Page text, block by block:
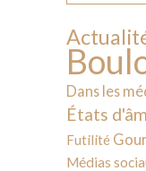
Dans les
États
Futilité
Médias